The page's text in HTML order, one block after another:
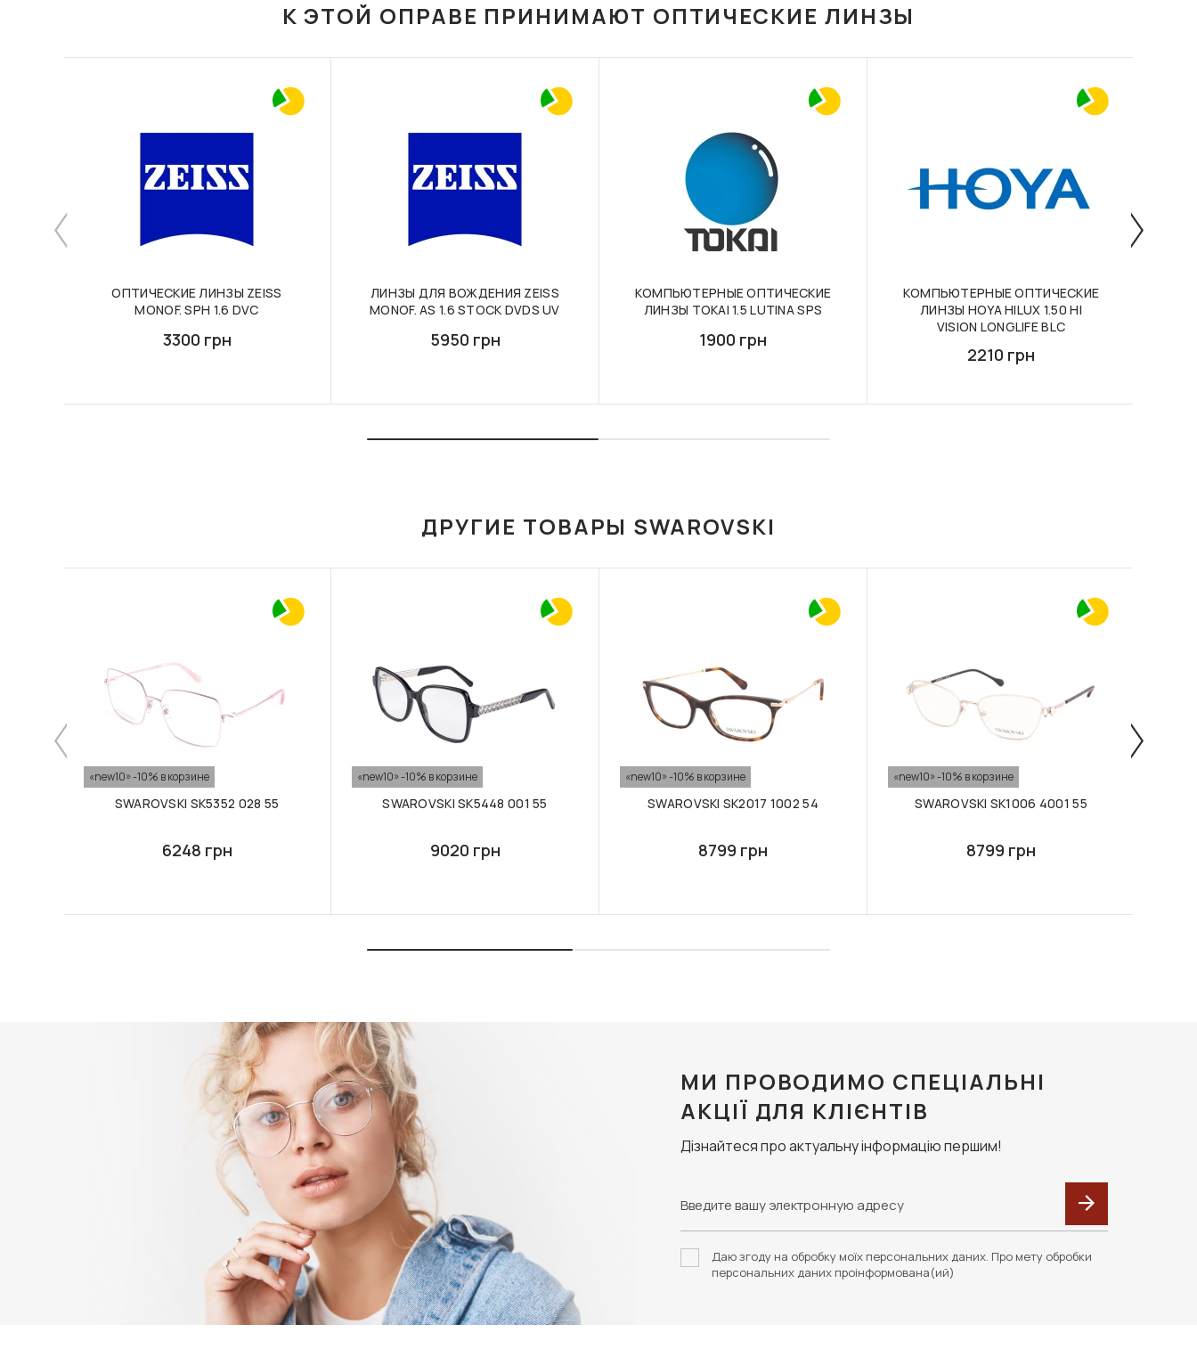
К ЭТОЙ ОПРАВЕ ПРИНИМАЮТ ОПТИЧЕСКИЕ ЛИНЗЫ
ОПТИЧЕСКИЕ ЛИНЗЫ ZEISS
MONOF. SPH 1.6 DVC
3300 грн
ЛИНЗЫ ДЛЯ ВОЖДЕНИЯ ZEISS
MONOF. AS 1.6 STOCK DVDS UV
5950 грн
КОМПЬЮТЕРНЫЕ ОПТИЧЕСКИЕ
ЛИНЗЫ TOKAI 1.5 LUTINA SPS
1900 грн
КОМПЬЮТЕРНЫЕ ОПТИЧЕСКИЕ
ЛИНЗЫ HOYA HILUX 1.50 HI
VISION LONGLIFE BLC
2210 грн
ДРУГИЕ ТОВАРЫ SWAROVSKI
«new10» -10% в корзине
SWAROVSKI SK5352 028 55
6248 грн
«new10» -10% в корзине
SWAROVSKI SK5448 001 55
9020 грн
«new10» -10% в корзине
SWAROVSKI SK2017 1002 54
8799 грн
«new10» -10% в корзине
SWAROVSKI SK1006 4001 55
8799 грн
МИ ПРОВОДИМО СПЕЦІАЛЬНІ
АКЦІЇ ДЛЯ КЛІЄНТІВ
Дізнайтеся про актуальну інформацію першим!
Даю згоду на обробку моїх персональних даних. Про мету обробки
персональних даних проінформована(ий)